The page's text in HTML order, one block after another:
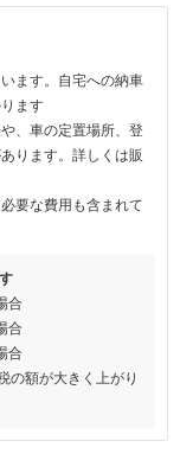
ます。自宅への納車
ます
、車の定置場所、登
ります。詳しくは販
要な費用も含まれて
合
合
合
の額が大きく上がり